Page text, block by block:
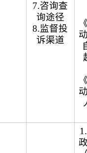
7.咨询查
询途径
8.监督投
诉渠道